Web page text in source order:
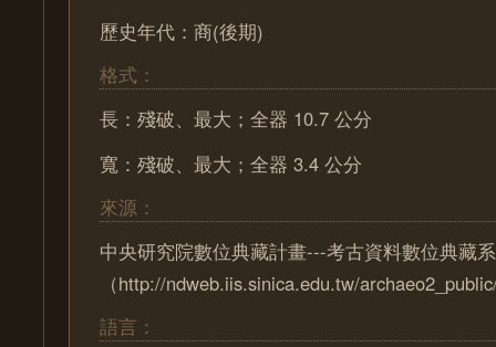
歷史年代：商(後期)
格式：
長：殘破、最大；全器 10.7 公分
寬：殘破、最大；全器 3.4 公分
來源：
中央研究院數位典藏計畫---考古資料數位典藏
（http://ndweb.iis.sinica.edu.tw/
語言：